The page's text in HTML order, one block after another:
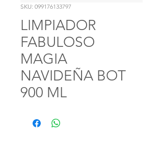
SKU: 099176133797
LIMPIADOR
FABULOSO
MAGIA
NAVIDEÑA BOT
900 ML